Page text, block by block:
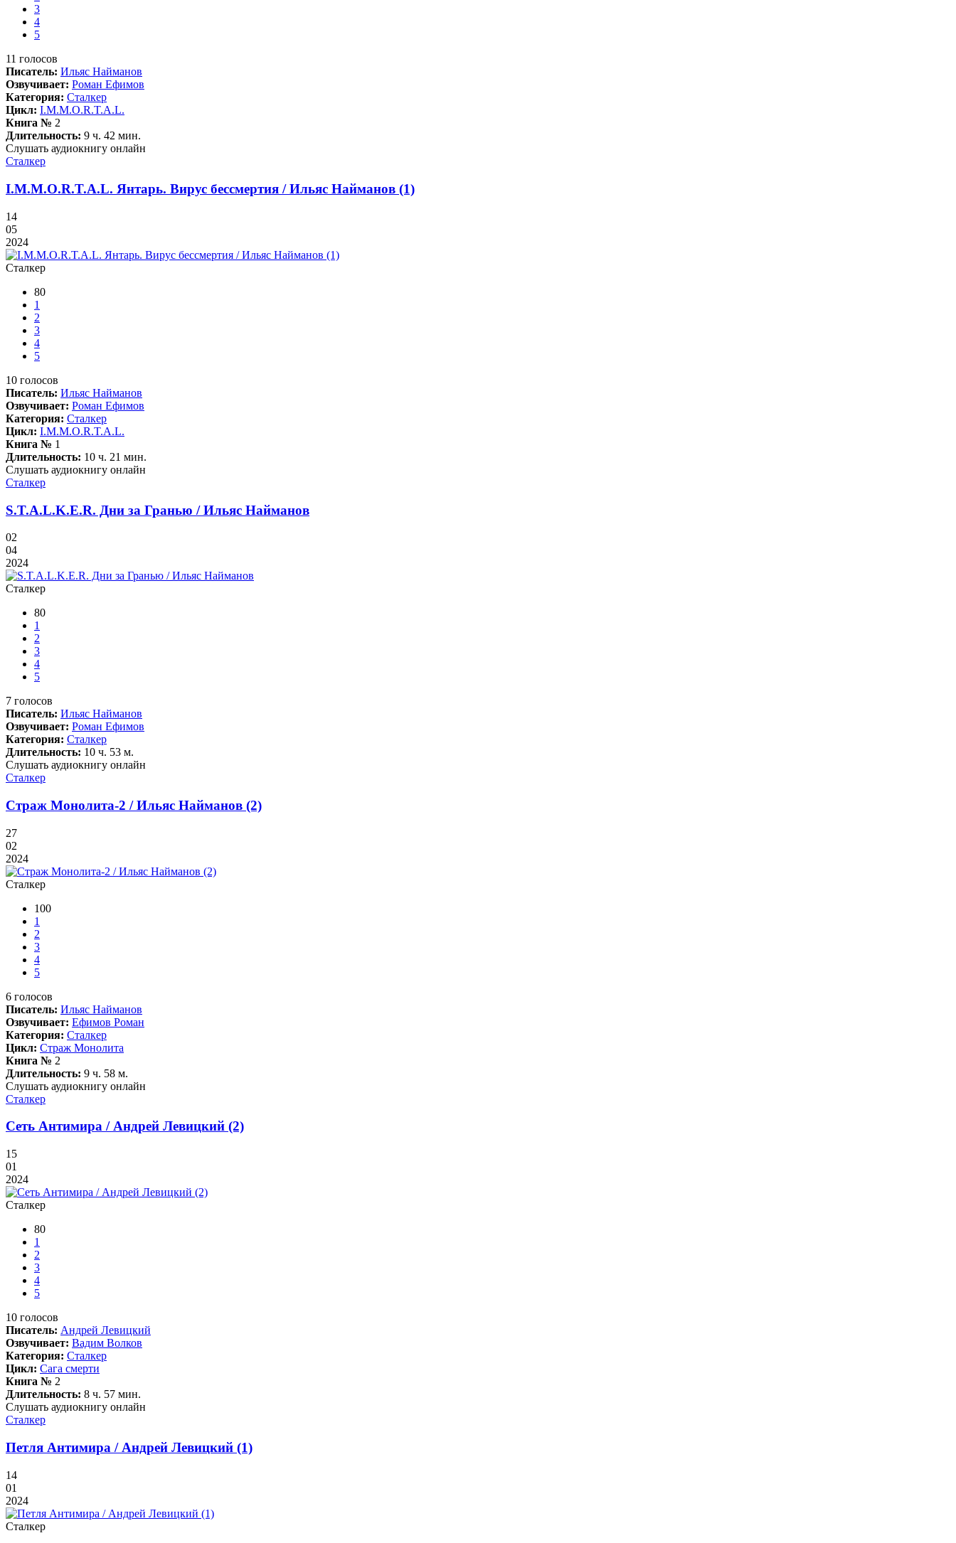
3
4
5
11 голосов
Писатель: Ильяс Найманов
Озвучивает: Роман Ефимов
Категория: Сталкер
Цикл: I.M.M.O.R.T.A.L.
Книга № 2
Длительность: 9 ч. 42 мин.
Слушать аудиокнигу онлайн
Сталкер
I.M.M.O.R.T.A.L. Янтарь. Вирус бессмертия / Ильяс Найманов (1)
14
05
2024
Сталкер
80
1
2
3
4
5
10 голосов
Писатель: Ильяс Найманов
Озвучивает: Роман Ефимов
Категория: Сталкер
Цикл: I.M.M.O.R.T.A.L.
Книга № 1
Длительность: 10 ч. 21 мин.
Слушать аудиокнигу онлайн
Сталкер
S.T.A.L.K.E.R. Дни за Гранью / Ильяс Найманов
02
04
2024
Сталкер
80
1
2
3
4
5
7 голосов
Писатель: Ильяс Найманов
Озвучивает: Роман Ефимов
Категория: Сталкер
Длительность: 10 ч. 53 м.
Слушать аудиокнигу онлайн
Сталкер
Страж Монолита-2 / Ильяс Найманов (2)
27
02
2024
Сталкер
100
1
2
3
4
5
6 голосов
Писатель: Ильяс Найманов
Озвучивает: Ефимов Роман
Категория: Сталкер
Цикл: Страж Монолита
Книга № 2
Длительность: 9 ч. 58 м.
Слушать аудиокнигу онлайн
Сталкер
Сеть Антимира / Андрей Левицкий (2)
15
01
2024
Сталкер
80
1
2
3
4
5
10 голосов
Писатель: Андрей Левицкий
Озвучивает: Вадим Волков
Категория: Сталкер
Цикл: Сага смерти
Книга № 2
Длительность: 8 ч. 57 мин.
Слушать аудиокнигу онлайн
Сталкер
Петля Антимира / Андрей Левицкий (1)
14
01
2024
Сталкер